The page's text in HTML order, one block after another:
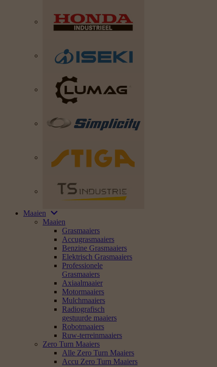
Maaien
Maaien
Grasmaaiers
Accugrasmaaiers
Benzine Grasmaaiers
Elektrisch Grasmaaiers
Professionele
Grasmaaiers
Axiaalmaaier
Motormaaiers
Mulchmaaiers
Radiografisch
gestuurde maaiers
Robotmaaiers
Ruw-terreinmaaiers
Zero Turn Maaiers
Alle Zero Turn Maaiers
Accu Zero Turn Maaiers